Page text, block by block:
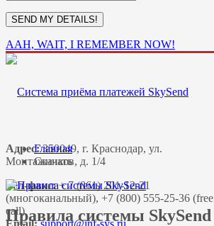
AAH, WAIT, I REMEMBER NOW!
Адрес:350049, г. Краснодар, ул.
Монтажников, д. 1/4
Тел-факс:+ 7 (861) 201-12-21
(многоканальный), +7 (800) 555-25-36 (free
call)
Главная
Скачать
Правила системы SkySend